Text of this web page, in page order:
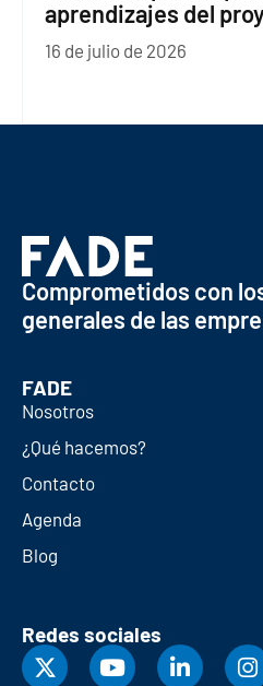
aprendizajes del
16 de julio de 2026
Comprometidos con
generales de las
FADE
Nosotros
¿Qué hacemos?
Contacto
Agenda
Blog
Redes sociales